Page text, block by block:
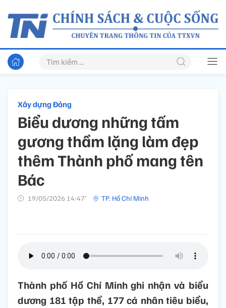
Xây dựng Đảng
Biểu dương những tấm
gương thầm lặng làm đẹp
thêm Thành phố mang tên
Bác
19/05/2026 14:47’ TP. Hồ Chí Minh
Thành phố Hồ Chí Minh ghi nhận và biểu
dương 181 tập thể, 177 cá nhân tiêu biểu,